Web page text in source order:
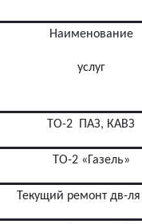
Наименование
услуг
ТО-2 ПАЗ, КАВЗ
ТО-2 «Газель»
Текущий ремонт дв-